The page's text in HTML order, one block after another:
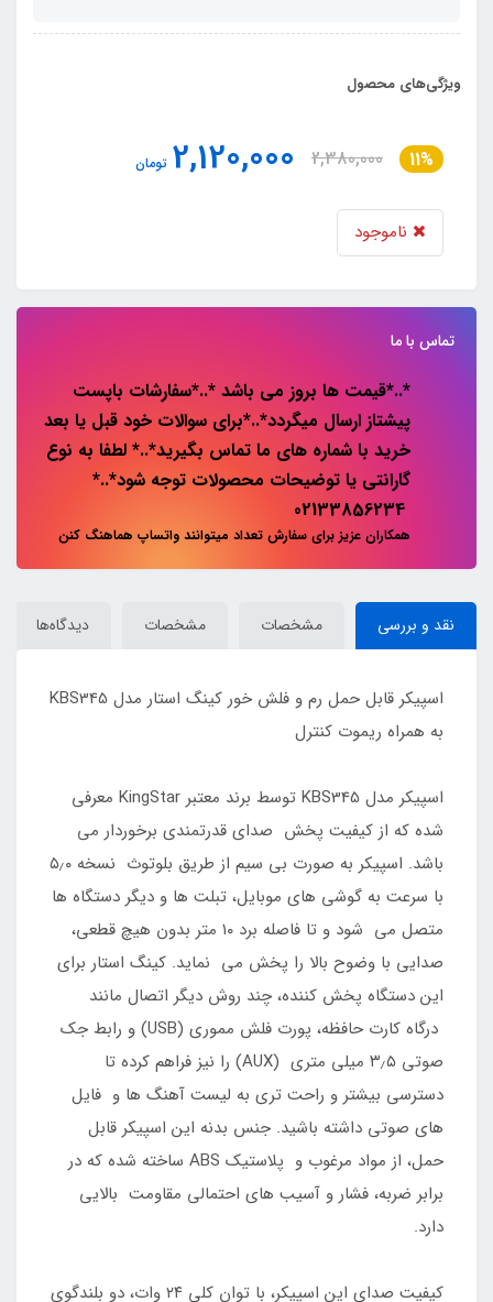
ویژگی‌های محصول
11%
2,380,000
2,120,000 تومان
ناموجود
تماس با ما
*..*قیمت ها بروز می باشد *..*سفارشات باپست
پیشتاز ارسال میگردد*..*برای سوالات خود قبل یا بعد
خرید با شماره های ما تماس بگیرید*..* لطفا به نوع
گارانتی یا توضیحات محصولات توجه شود*..*
همکاران عزیز برای سفارش تعداد میتوانند واتساپ هماهنگ کنن
نقد و بررسی مشخصات مشخصات دیدگاه‌ها
اسپیکر قابل حمل رم و فلش خور کینگ استار مدل KBS345
به همراه ریموت کنترل
اسپیکر مدل KBS345 توسط برند معتبر KingStar معرفی
شده که از کیفیت پخش صدای قدرتمندی برخوردار می
باشد. اسپیکر به صورت بی سیم از طریق بلوتوث نسخه ۵٫۰
با سرعت به گوشی های موبایل، تبلت ها و دیگر دستگاه ها
متصل می شود و تا فاصله برد ۱۰ متر بدون هیچ قطعی،
صدایی با وضوح بالا را پخش می نماید. کینگ استار برای
این دستگاه پخش کننده، چند روش دیگر اتصال مانند
درگاه کارت حافظه، پورت فلش مموری (USB) و رابط جک
صوتی ۳٫۵ میلی متری (AUX) را نیز فراهم کرده تا
دسترسی بیشتر و راحت تری به لیست آهنگ ها و فایل
های صوتی داشته باشید. جنس بدنه این اسپیکر قابل
حمل، از مواد مرغوب و پلاستیک ABS ساخته شده که در
برابر ضربه، فشار و آسیب های احتمالی مقاومت بالایی
دارد.
کیفیت صدای این اسپیکر، با توان کلی ۲۴ وات، دو بلندگوی